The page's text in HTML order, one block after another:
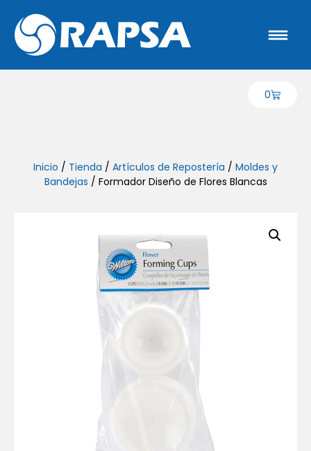
0
Inicio / Tienda / Artículos de Repostería / Moldes y
Bandejas / Formador Diseño de Flores Blancas